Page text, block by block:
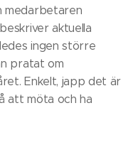
medarbetaren
aktuella
ingen större
pratat om
Enkelt, japp det är
att möta och ha